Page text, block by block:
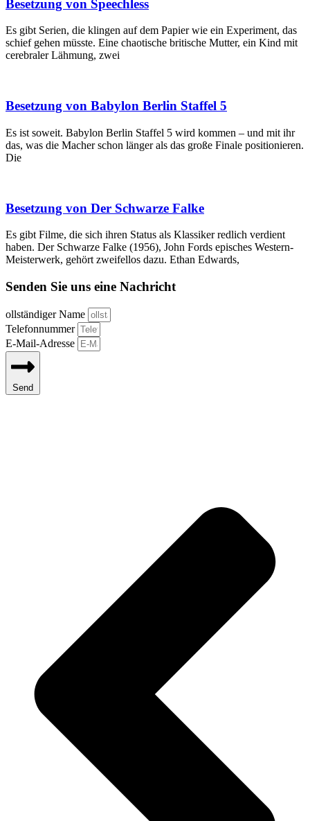
Besetzung von Speechless
Es gibt Serien, die klingen auf dem Papier wie ein Experiment, das
schief gehen müsste. Eine chaotische britische Mutter, ein Kind mit
cerebraler Lähmung, zwei
Besetzung von Babylon Berlin Staffel 5
Es ist soweit. Babylon Berlin Staffel 5 wird kommen – und mit ihr
das, was die Macher schon länger als das große Finale positionieren.
Die
Besetzung von Der Schwarze Falke
Es gibt Filme, die sich ihren Status als Klassiker redlich verdient
haben. Der Schwarze Falke (1956), John Fords episches Western-
Meisterwerk, gehört zweifellos dazu. Ethan Edwards,
Senden Sie uns eine Nachricht
ollständiger Name
Telefonnummer
E-Mail-Adresse
Send